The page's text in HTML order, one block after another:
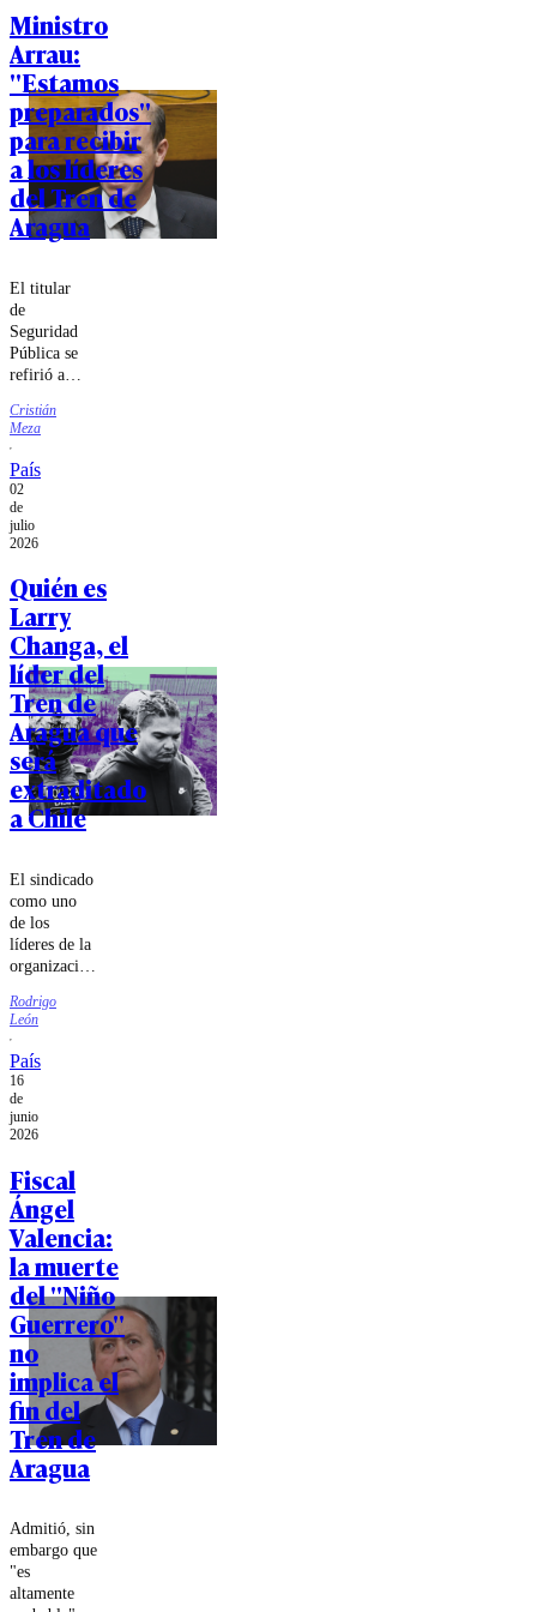
Ministro
Arrau:
"Estamos
preparados"
para recibir
a los líderes
del Tren de
Aragua
El titular
de
Seguridad
Pública se
refirió a la
Dayonis
Orozco,
sindicado
como uno
de los
cabecillas
de la
criminal.
Cristián
Meza
País
02
de
julio
2026
Quién es
Larry
Changa, el
líder del
Tren de
Aragua que
será
extraditado
a Chile
El sindicado
como uno
de los
líderes de la
organización
venezolana
llegará a
nuestro país
durante este
jueves desde
Colombia.
Rodrigo
León
País
16
de
junio
2026
Fiscal
Ángel
Valencia:
la muerte
del "Niño
Guerrero"
no
implica el
fin del
Tren de
Aragua
Admitió, sin
embargo que
"es
altamente